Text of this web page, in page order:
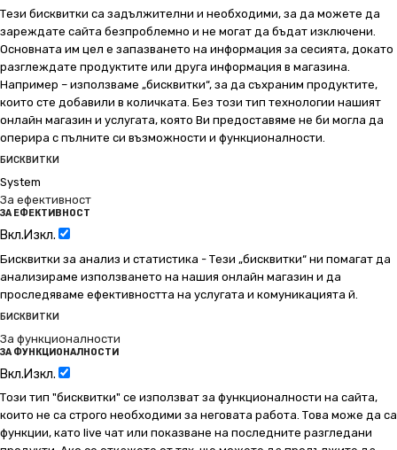
Тези бисквитки са задължителни и необходими, за да можете да
зареждате сайта безпроблемно и не могат да бъдат изключени.
Основната им цел е запазването на информация за сесията, докато
разглеждате продуктите или друга информация в магазина.
Например – използваме „бисквитки“, за да съхраним продуктите,
които сте добавили в количката. Без този тип технологии нашият
онлайн магазин и услугата, която Ви предоставяме не би могла да
оперира с пълните си възможности и функционалности.
БИСКВИТКИ
System
За ефективност
ЗА ЕФЕКТИВНОСТ
Вкл.Изкл.
Бисквитки за анализ и статистика - Тези „бисквитки“ ни помагат да
анализираме използването на нашия онлайн магазин и да
проследяваме ефективността на услугата и комуникацията й.
БИСКВИТКИ
За функционалности
ЗА ФУНКЦИОНАЛНОСТИ
Вкл.Изкл.
Този тип "бисквитки" се използват за функционалности на сайта,
които не са строго необходими за неговата работа. Това може да са
функции, като live чат или показване на последните разгледани